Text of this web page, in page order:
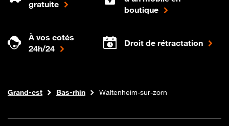
gratuite
boutique
À vos cotés
24h/24
Droit de rétractation
Boutique Orange
Internet fibre
Grand-est Bas-rhin Waltenheim-sur-zorn